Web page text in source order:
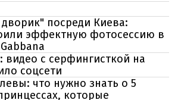
посреди Киева:
эффектную фотосессию в
видео с серфингисткой на
соцсети
что нужно знать о 5
которые